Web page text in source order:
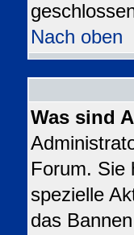
Nach oben
Was sind
Forum. Sie
spezielle
das